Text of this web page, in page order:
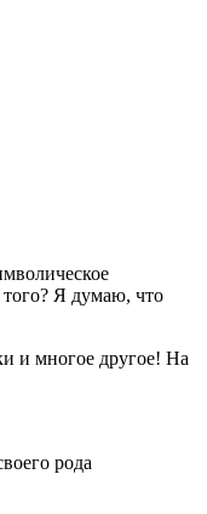
Я думаю, что
и многое другое! На
рода